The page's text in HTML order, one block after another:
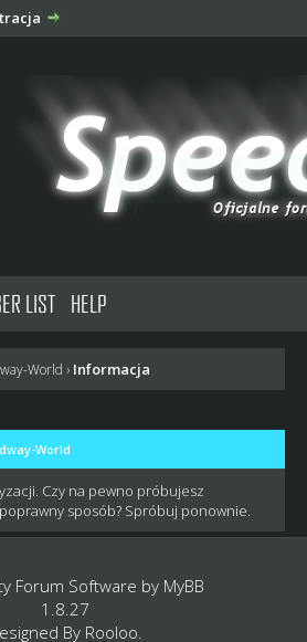
LIST HELP
World › Informacja
World
Czy na pewno próbujesz
sposób? Spróbuj ponownie.
Forum Software by MyBB
1.8.27
By Rooloo.